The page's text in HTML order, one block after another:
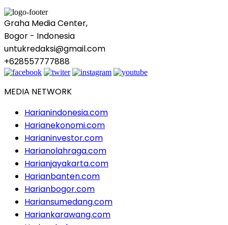
Graha Media Center,
Bogor - Indonesia
untukredaksi@gmail.com
+628557777888
MEDIA NETWORK
Harianindonesia.com
Harianekonomi.com
Harianinvestor.com
Harianolahraga.com
Harianjayakarta.com
Harianbanten.com
Harianbogor.com
Hariansumedang.com
Hariankarawang.com